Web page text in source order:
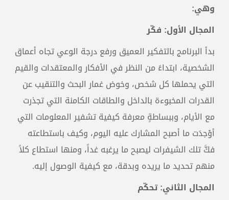
وهي:
المجال الأول: فكّر
بدأ البرنامج بالتفكير العميق ورفع درجة الوعي تجاه أعماق
الشخصية، ابتداءً من النظر في الأفكار والمعتقدات والقيم
التي يحملها كل شخص، وخوض غمار البحث والتنقيب عن
القدرات المخبوءة بالداخل والطاقات الكامنة التي تجذرت
مع الأيام، وببساطةٍ معرفة كيفية تشفير المعلومات التي
أوْجدَت ما أصبح المشارك عليه اليوم، وكيف باستطاعته
فكَّ تلك الشيفرات ليصبح ما يرغبه غداً، ومنها استطاع كلاً
منهم تحديد ما يريده وبدقة، مع كيفية الوصول إليه.
المجال الثاني: تحكّم